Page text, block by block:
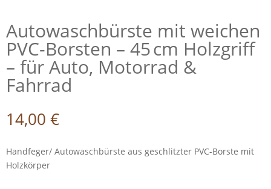
Autowaschbürste mit weichen
PVC-Borsten – 45 cm Holzgriff
– für Auto, Motorrad &
Fahrrad
14,00 €
Handfeger/ Autowaschbürste aus geschlitzter PVC-Borste mit
Holzkörper